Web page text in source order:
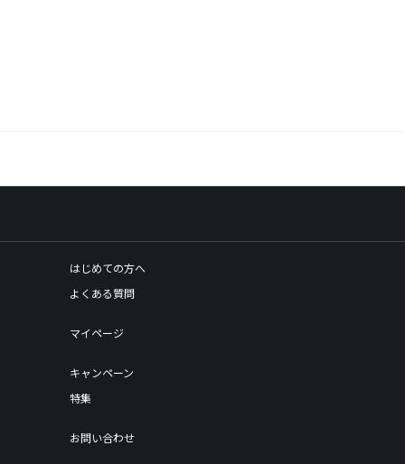
はじめての方へ
よくある質問
マイページ
キャンペーン
特集
お問い合わせ